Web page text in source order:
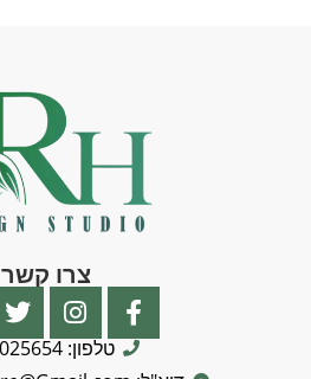
צרו קשר
טלפון: 052-8025654